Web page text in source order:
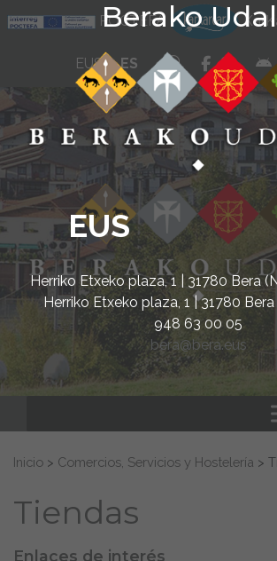
Berako
EUS
Herriko Etxeko plaza, 1 | 31780 Bera
Herriko Etxeko plaza, 1 | 31780 Bera
948 63 00 05
bera@bera.eus
POCTEFA
EUS ES whatsapp
Buscar:
Inicio > Comercios, Servicios y Hostelería >
Tiendas
Enlaces de interés